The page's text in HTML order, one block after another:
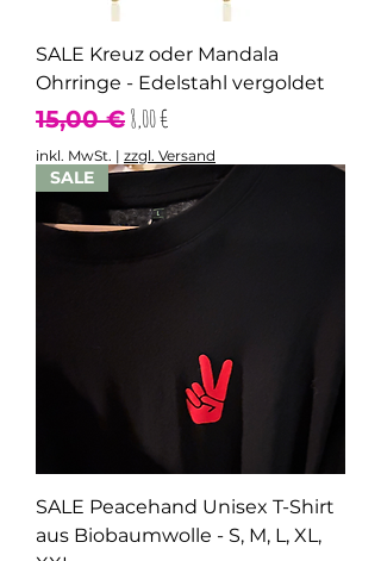
SALE Kreuz oder Mandala
Ohrringe - Edelstahl vergoldet
Standardpreis
15,00 € Sale-Preis
8,00 €
inkl. MwSt. | zzgl. Versand
SALE
SALE Peacehand Unisex T-Shirt
aus Biobaumwolle - S, M, L, XL,